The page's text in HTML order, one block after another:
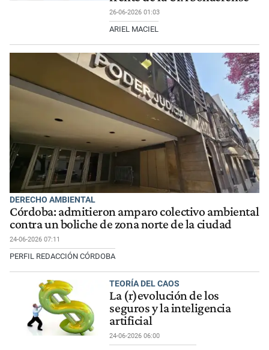
26-06-2026 01:03
ARIEL MACIEL
DERECHO AMBIENTAL
Córdoba: admitieron amparo colectivo ambiental
contra un boliche de zona norte de la ciudad
24-06-2026 07:11
PERFIL REDACCIÓN CÓRDOBA
TEORÍA DEL CAOS
La (r)evolución de los
seguros y la inteligencia
artificial
24-06-2026 06:00